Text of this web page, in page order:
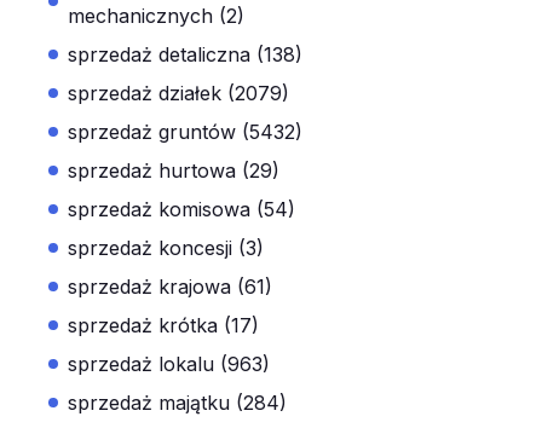
mechanicznych (2)
sprzedaż detaliczna (138)
sprzedaż działek (2079)
sprzedaż gruntów (5432)
sprzedaż hurtowa (29)
sprzedaż komisowa (54)
sprzedaż koncesji (3)
sprzedaż krajowa (61)
sprzedaż krótka (17)
sprzedaż lokalu (963)
sprzedaż majątku (284)